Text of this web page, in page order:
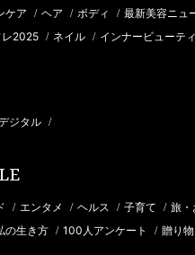
ケア / ヘア / ボディ / 最新美容ニュ
レ2025 / ネイル / インナービューティ
ジタル /
/ エンタメ / ヘルス / 子育て / 旅・
の生き方 / 100人アンケート / 贈り物